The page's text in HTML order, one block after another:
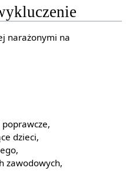
narażonymi na
poprawcze,
dzieci,
zawodowych,